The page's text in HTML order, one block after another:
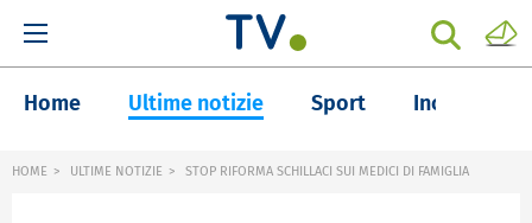
Home Ultime notizie Sport Inchieste
HOME ULTIME NOTIZIE STOP RIFORMA SCHILLACI SUI MEDICI DI FAMIGLIA